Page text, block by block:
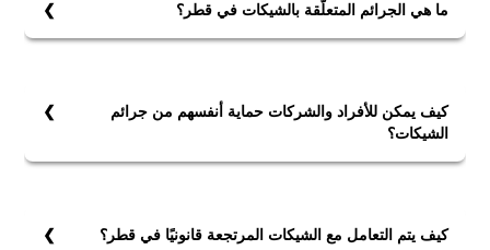
ما هي الجرائم المتعلّقة بالشيكات في قطر؟
2- سحب الرصيد بعد إصدار الشيك.
3- إعطاء أمر بعدم الصرف.
كيف يمكن للأفراد والشركات حماية أنفسهم من جرائم
الشيكات؟
1- التحقق من الرصيد قبل إصدار الشيك.
كيف يتم التعامل مع الشيكات المرتجعة قانونيًا في قطر؟